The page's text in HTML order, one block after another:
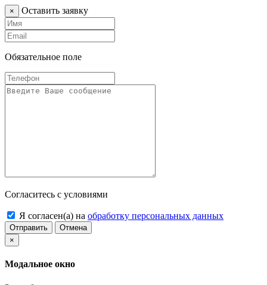
× Оставить заявку
Обязательное поле
Согласитесь с условиями
Я согласен(а) на обработку персональных данных
Отправить
Отмена
×
Модальное окно